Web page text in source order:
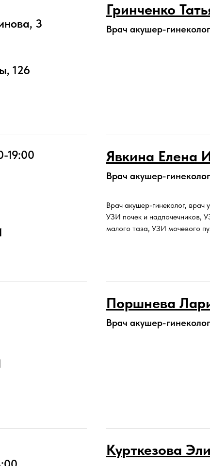
3
126
Гринченко
Врач акушер-
19:00
Явкина Елена
Врач акушер-
Врач акушер-гинеколог, врач
УЗИ почек и надпочечников,
малого таза, УЗИ мочевого
Поршнева
Врач акушер-
Курткезова